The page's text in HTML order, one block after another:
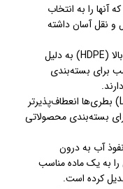
را به انتخاب
و نقل آسان داشته
پلی‌اتیلن با چگالی بالا (HDPE) به دلیل
برای بسته‌بندی
پلی‌اتیلن با چگالی پایین (LDPE) بطری‌ها انعطاف‌پذیرتر
بسته‌بندی محصولاتی
آب به درون
به یک ماده مناسب
کرده است.